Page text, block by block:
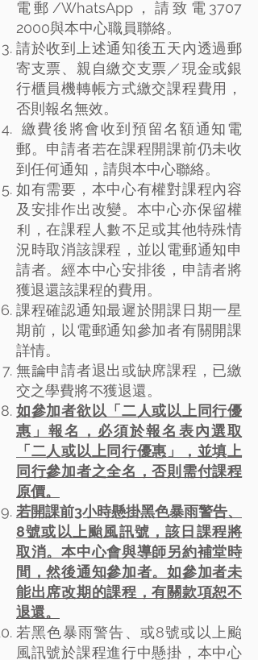
電郵/WhatsApp，請致電3707
2000與本中心職員聯絡。
請於收到上述通知後五天內透過郵
寄支票、親自繳交支票／現金或銀
行櫃員機轉帳方式繳交課程費用，
否則報名無效。
繳費後將會收到預留名額通知電
郵。申請者若在課程開課前仍未收
到任何通知，請與本中心聯絡。
如有需要，本中心有權對課程內容
及安排作出改變。本中心亦保留權
利，在課程人數不足或其他特殊情
況時取消該課程，並以電郵通知申
請者。經本中心安排後，申請者將
獲退還該課程的費用。
課程確認通知最遲於開課日期一星
期前，以電郵通知參加者有關開課
詳情。
無論申請者退出或缺席課程，已繳
交之學費將不獲退還。
如參加者欲以「二人或以上同行優
惠」報名，必須於報名表內選取
「二人或以上同行優惠」，並填上
同行參加者之全名，否則需付課程
原價。
若開課前3小時懸掛黑色暴雨警告、
8號或以上颱風訊號，該日課程將
取消。本中心會與導師另約補堂時
間，然後通知參加者。如參加者未
能出席改期的課程，有關款項恕不
退還。
若黑色暴雨警告、或8號或以上颱
風訊號於課程進行中懸掛，本中心